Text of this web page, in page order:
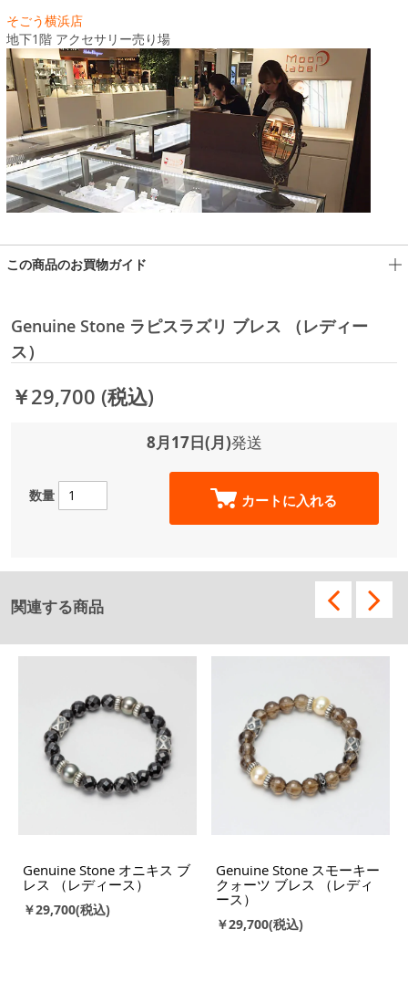
そごう横浜店
地下1階 アクセサリー売り場
この商品のお買物ガイド
Genuine Stone ラピスラズリ ブレス （レディー
ス）
￥29,700 (税込)
8月17日(月)発送
数量 カートに入れる
関連する商品
Genuine Stone オニキス ブ
レス （レディース）
￥29,700
Genuine Stone スモーキー
クォーツ ブレス （レディ
ース）
￥29,700